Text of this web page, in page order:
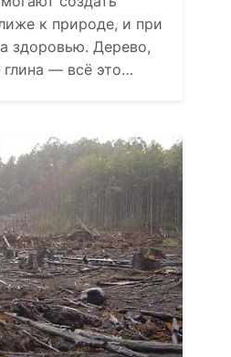
к природе, и при
здоровью. Дерево,
глина — всё это…